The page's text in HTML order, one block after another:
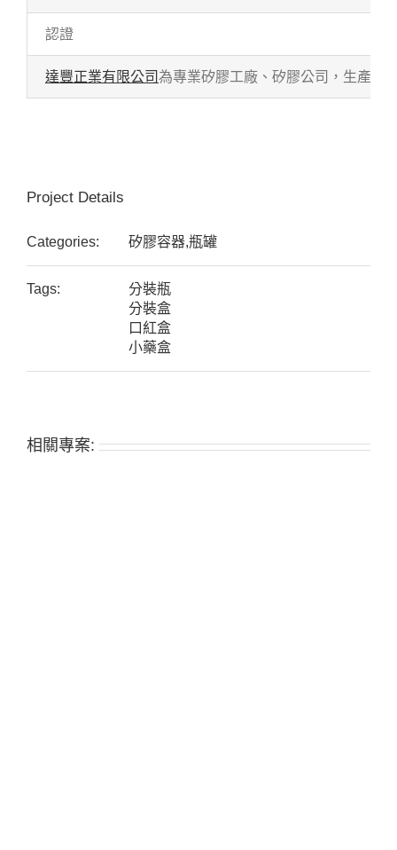
認證
達豐正業有限公司為專業矽膠工廠、矽膠公司，生產各
Project Details
Categories: 矽膠容器,瓶罐
Tags:
分裝瓶
分裝盒
口紅盒
小藥盒
相關專案: